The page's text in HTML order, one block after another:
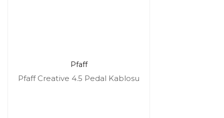
Pfaff
Pfaff Creative 4.5 Pedal Kablosu